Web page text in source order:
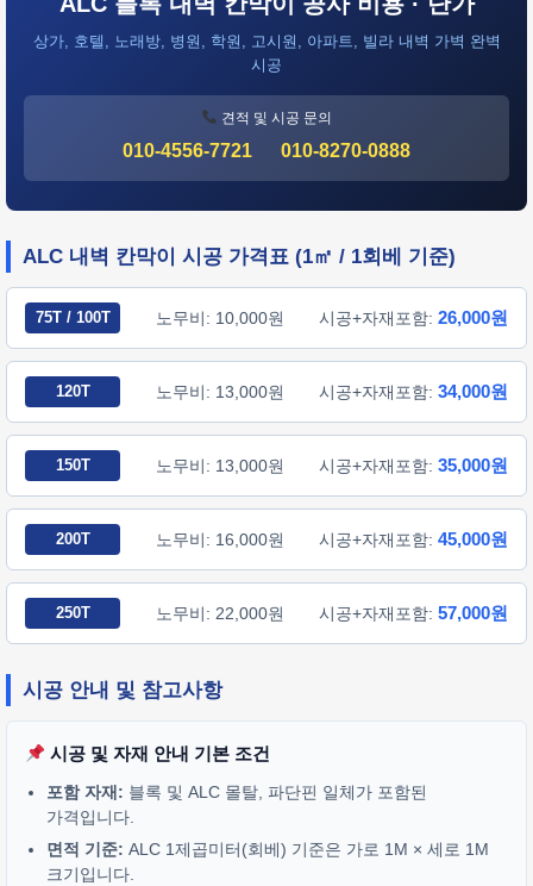
상가, 호텔, 노래방, 병원, 학원, 고시원, 아파트, 빌라 내벽 가벽 완벽
시공
견적 및 시공 문의
010-4556-7721 010-8270-0888
ALC 내벽 칸막이 시공 가격표 (1㎡ / 1회베 기준)
75T / 100T 노무비: 10,000원 시공+자재포함: 26,000원
120T 노무비: 13,000원 시공+자재포함: 34,000원
150T 노무비: 13,000원 시공+자재포함: 35,000원
200T 노무비: 16,000원 시공+자재포함: 45,000원
250T 노무비: 22,000원 시공+자재포함: 57,000원
시공 안내 및 참고사항
시공 및 자재 안내 기본 조건
포함 자재: 블록 및 ALC 몰탈, 파단핀 일체가 포함된
가격입니다.
면적 기준: ALC 1제곱미터(회베) 기준은 가로 1M × 세로 1M
크기입니다.